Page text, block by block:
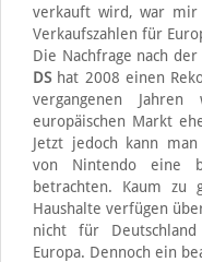
verkauft wird, war mir
Verkaufszahlen für
Die Nachfrage nach
DShat 2008 einen
vergangenen
europäischen Markt
Jetzt jedoch kann
von Nintendo eine
betrachten. Kaum zu
Haushalte verfügen
nicht für
Europa. Dennoch ein